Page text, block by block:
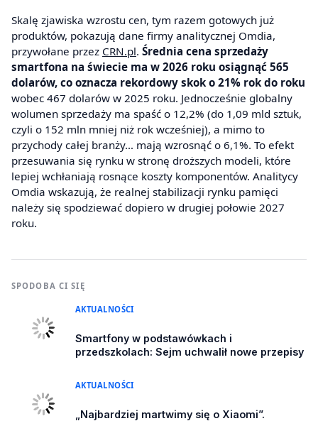
Skalę zjawiska wzrostu cen, tym razem gotowych już
produktów, pokazują dane firmy analitycznej Omdia,
przywołane przez CRN.pl. Średnia cena sprzedaży
smartfona na świecie ma w 2026 roku osiągnąć 565
dolarów, co oznacza rekordowy skok o 21% rok do roku
wobec 467 dolarów w 2025 roku. Jednocześnie globalny
wolumen sprzedaży ma spaść o 12,2% (do 1,09 mld sztuk,
czyli o 152 mln mniej niż rok wcześniej), a mimo to
przychody całej branży… mają wzrosnąć o 6,1%. To efekt
przesuwania się rynku w stronę droższych modeli, które
lepiej wchłaniają rosnące koszty komponentów. Analitycy
Omdia wskazują, że realnej stabilizacji rynku pamięci
należy się spodziewać dopiero w drugiej połowie 2027
roku.
SPODOBA CI SIĘ
AKTUALNOŚCI
Smartfony w podstawówkach i
przedszkolach: Sejm uchwalił nowe przepisy
AKTUALNOŚCI
„Najbardziej martwimy się o Xiaomi”.